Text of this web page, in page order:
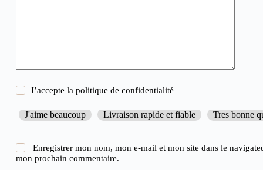
J’accepte lapolitique de confidentialité
J'aime beaucoup Livraison rapide et fiable Tres bonne
Enregistrer mon nom, mon e-mail et mon site dans le
mon prochain commentaire.